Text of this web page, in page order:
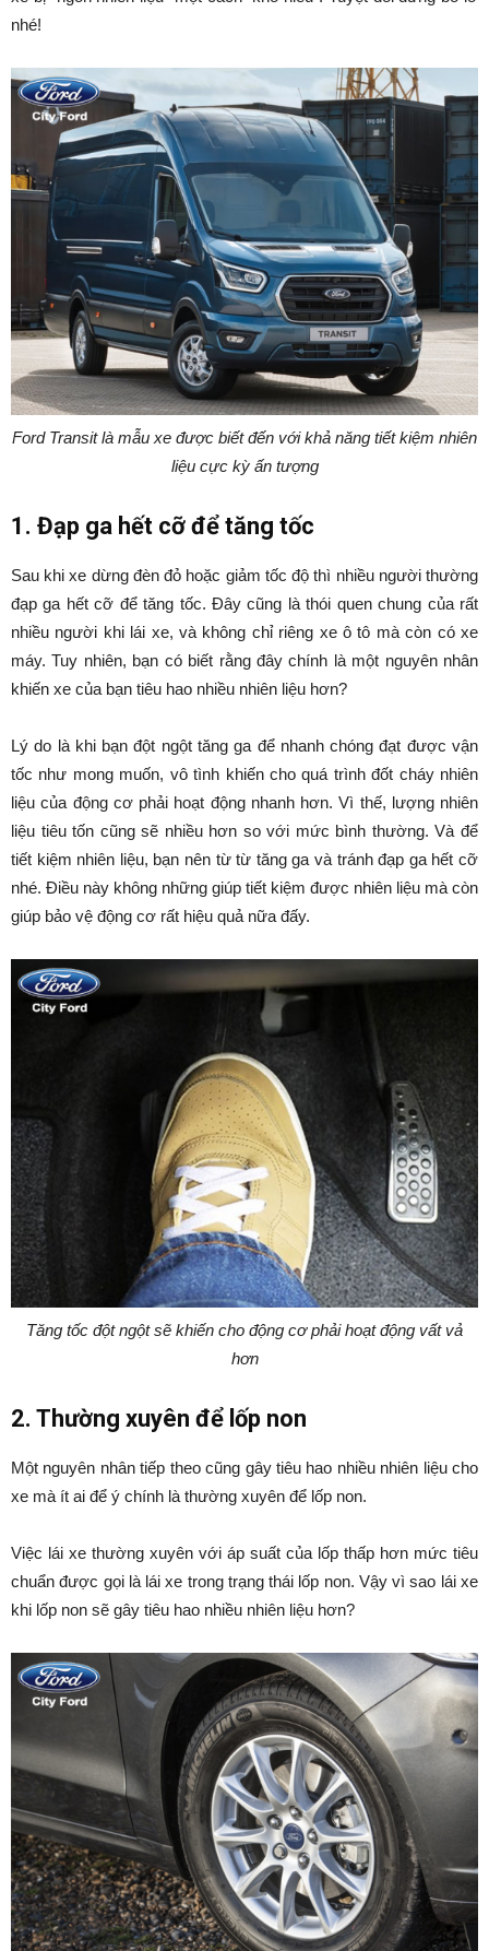
nhé!
Ford Transit là mẫu xe được biết đến với khả năng tiết kiệm nhiên
liệu cực kỳ ấn tượng
1. Đạp ga hết cỡ để tăng tốc
Sau khi xe dừng đèn đỏ hoặc giảm tốc độ thì nhiều người thường
đạp ga hết cỡ để tăng tốc. Đây cũng là thói quen chung của rất
nhiều người khi lái xe, và không chỉ riêng xe ô tô mà còn có xe
máy. Tuy nhiên, bạn có biết rằng đây chính là một nguyên nhân
khiến xe của bạn tiêu hao nhiều nhiên liệu hơn?
Lý do là khi bạn đột ngột tăng ga để nhanh chóng đạt được vận
tốc như mong muốn, vô tình khiến cho quá trình đốt cháy nhiên
liệu của động cơ phải hoạt động nhanh hơn. Vì thế, lượng nhiên
liệu tiêu tốn cũng sẽ nhiều hơn so với mức bình thường. Và để
tiết kiệm nhiên liệu, bạn nên từ từ tăng ga và tránh đạp ga hết cỡ
nhé. Điều này không những giúp tiết kiệm được nhiên liệu mà còn
giúp bảo vệ động cơ rất hiệu quả nữa đấy.
Tăng tốc đột ngột sẽ khiến cho động cơ phải hoạt động vất vả
hơn
2. Thường xuyên để lốp non
Một nguyên nhân tiếp theo cũng gây tiêu hao nhiều nhiên liệu cho
xe mà ít ai để ý chính là thường xuyên để lốp non.
Việc lái xe thường xuyên với áp suất của lốp thấp hơn mức tiêu
chuẩn được gọi là lái xe trong trạng thái lốp non. Vậy vì sao lái xe
khi lốp non sẽ gây tiêu hao nhiều nhiên liệu hơn?